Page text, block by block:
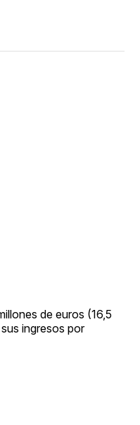
de euros (16,5
ingresos por